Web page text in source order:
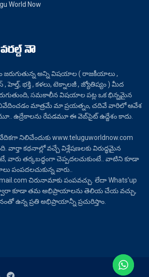
World Now
జరుగుతున్న అన్ని విషయాల ( రాజకీయాలు ,
హెల్త్, భక్తి , కళలు, టెక్నాలజీ , జ్యోతిష్యం ) మీద
సమకాలీన విషయాల పట్ల ఒక భిన్నమైన
మాత్రమే మా ప్రయత్నం, చదివే వారిలో ఆవేశ
ఉద్రేకాలను రేపడమూ ఈ వెబ్‌సైట్ ఉద్దేశం కాదు.
నిలిచేందుకు www.teluguworldnow.com
వార్తా కథనాల్లో వచ్చే విశ్లేషణలకు విరుద్ధమైన
వారు తర్కబద్ధంగా చెప్పదలచుకుంటే.. వాటిని కూడా
పంపదలచుకున్న వారు..
చిరునామాకు పంపవచ్చు. లేదా Whats’up
ద్వారా కూడా తమ అభిప్రాయాలను తెలియ చేయ వచ్చు,
ఉన్న ప్రతి అభిప్రాయాన్నీ ప్రచురిస్తాం.